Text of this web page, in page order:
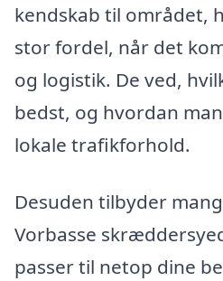
kendskab til området,
stor fordel, når det
og logistik. De ved,
bedst, og hvordan
lokale trafikforhold.
Desuden tilbyder
Vorbasse
passer til netop dine